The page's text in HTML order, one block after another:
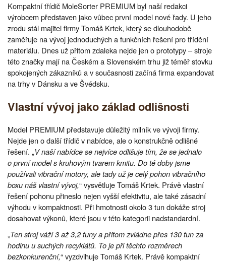
Kompaktní třídič MoleSorter PREMIUM byl naší redakci
výrobcem představen jako vůbec první model nové řady. U jeho
zrodu stál majitel firmy Tomáš Krtek, který se dlouhodobě
zaměřuje na vývoj jednoduchých a funkčních řešení pro třídění
materiálu. Dnes už přitom zdaleka nejde jen o prototypy – stroje
této značky mají na Českém a Slovenském trhu již téměř stovku
spokojených zákazníků a v současnosti začíná firma expandovat
na trhy v Dánsku a ve Švédsku.
Vlastní vývoj jako základ odlišnosti
Model PREMIUM představuje důležitý milník ve vývoji firmy.
Nejde jen o další třídič v nabídce, ale o konstrukčně odlišné
řešení. „V naší nabídce se nejvíce odlišuje tím, že se jednalo
o první model s kruhovým tvarem kmitu. Do té doby jsme
používali vibrační motory, ale tady už je celý pohon vibračního
boxu náš vlastní vývoj,“ vysvětluje Tomáš Krtek. Právě vlastní
řešení pohonu přineslo nejen vyšší efektivitu, ale také zásadní
výhodu v kompaktnosti. Při hmotnosti okolo 3 tun dokáže stroj
dosahovat výkonů, které jsou v této kategorii nadstandardní.
„Ten stroj váží 3 až 3,2 tuny a přitom zvládne přes 130 tun za
hodinu u suchých recyklátů. To je při těchto rozměrech
bezkonkurenční,“ vyzdvihuje Tomáš Krtek. Právě kompaktní